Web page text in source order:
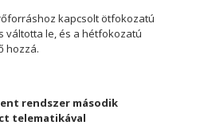
kapcsolt ötfokozatú
váltotta le, és a hétfokozatú
hozzá.
rendszer második
telematikával